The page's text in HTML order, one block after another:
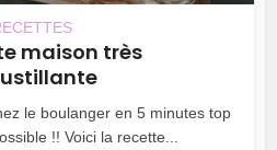
maison très
le boulanger en 5 minutes top
!! Voici la recette...